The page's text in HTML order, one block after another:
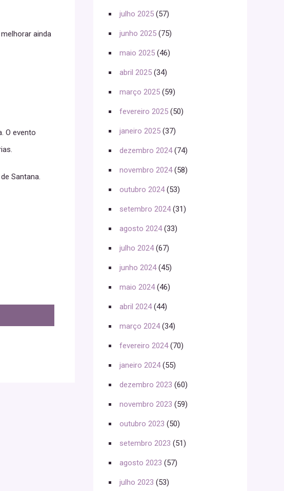
ainda
O evento
Santana.
julho 2025 (57)
junho 2025 (75)
maio 2025 (46)
abril 2025 (34)
março 2025 (59)
fevereiro 2025 (50)
janeiro 2025 (37)
dezembro 2024(74)
novembro 2024(58)
outubro 2024(53)
setembro 2024(31)
agosto 2024(33)
julho 2024(67)
junho 2024(45)
maio 2024(46)
abril 2024(44)
março 2024(34)
fevereiro 2024(70)
janeiro 2024(55)
dezembro 2023 (60)
novembro 2023 (59)
outubro 2023 (50)
setembro 2023 (51)
agosto 2023 (57)
julho 2023 (53)